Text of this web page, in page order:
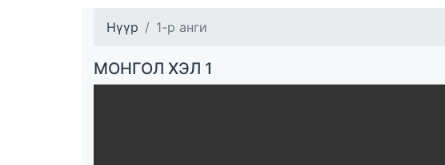
Нүүр 1-р анги
МОНГОЛ ХЭЛ 1